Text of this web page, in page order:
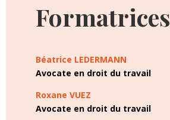
Formatrices
Béatrice LEDERMANN
Avocate en droit du travail
Roxane VUEZ
Avocate en droit du travail